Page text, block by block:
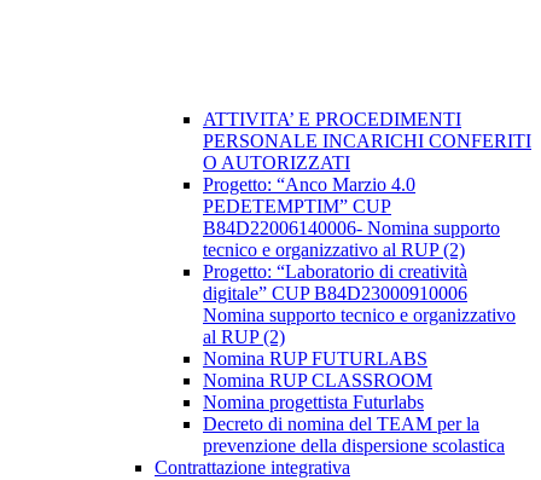
ATTIVITA’ E PROCEDIMENTI
PERSONALE INCARICHI CONFERITI
O AUTORIZZATI
Progetto: “Anco Marzio 4.0
PEDETEMPTIM” CUP
B84D22006140006- Nomina supporto
tecnico e organizzativo al RUP (2)
Progetto: “Laboratorio di creatività
digitale” CUP B84D23000910006
Nomina supporto tecnico e organizzativo
al RUP (2)
Nomina RUP FUTURLABS
Nomina RUP CLASSROOM
Nomina progettista Futurlabs
Decreto di nomina del TEAM per la
prevenzione della dispersione scolastica
Contrattazione integrativa